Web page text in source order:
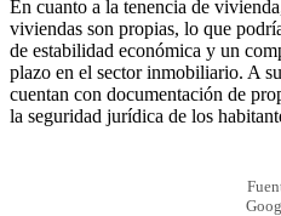
En cuanto a la tenencia de
viviendas son propias, lo que
de estabilidad económica y un
plazo en el sector inmobiliario. A
cuentan con documentación de
la seguridad jurídica de los